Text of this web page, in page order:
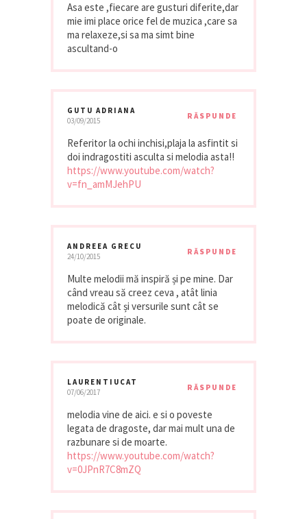
Asa este ,fiecare are gusturi diferite,dar
mie imi place orice fel de muzica ,care sa
ma relaxeze,si sa ma simt bine
ascultand-o
GUTU ADRIANA
03/09/2015
RĂSPUNDE
Referitor la ochi inchisi,plaja la asfintit si
doi indragostiti asculta si melodia asta!!
https://www.youtube.com/watch?
v=fn_amMJehPU
ANDREEA GRECU
24/10/2015
RĂSPUNDE
Multe melodii mă inspiră și pe mine. Dar
când vreau să creez ceva , atât linia
melodică cât și versurile sunt cât se
poate de originale.
LAURENTIUCAT
07/06/2017
RĂSPUNDE
melodia vine de aici. e si o poveste
legata de dragoste, dar mai mult una de
razbunare si de moarte.
https://www.youtube.com/watch?
v=0JPnR7C8mZQ